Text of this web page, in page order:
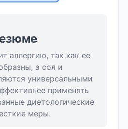
аллергию, так как ее
а соя и
универсальными
применять
диетологические
меры.